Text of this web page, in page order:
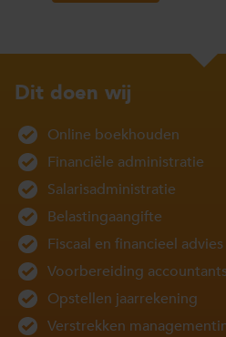
Dit doen wij
Online boekhouden
Financiële administratie
Salarisadministratie
Belastingaangifte
Fiscaal en financieel advies
Voorbereiding
Opstellen jaarrekening
Verstrekken